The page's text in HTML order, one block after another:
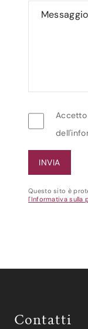
Questo sito è
l'Informativa sulla
Contatti